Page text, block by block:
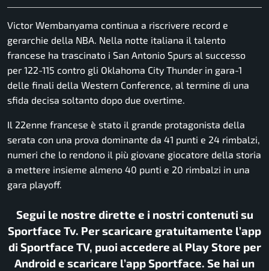
Victor Wembanyama continua a riscrivere record e
gerarchie della NBA. Nella notte italiana il talento
francese ha trascinato i San Antonio Spurs al successo
per 122-115 contro gli Oklahoma City Thunder in gara-1
delle finali della Western Conference, al termine di una
sfida decisa soltanto dopo due overtime.
Il 22enne francese è stato il grande protagonista della
serata con una prova dominante da 41 punti e 24 rimbalzi,
numeri che lo rendono il più giovane giocatore della storia
a mettere insieme almeno 40 punti e 20 rimbalzi in una
gara playoff.
Segui le nostre dirette e i nostri contenuti su
Sportface Tv. Per scaricare gratuitamente l’app
di Sportface TV, puoi accedere al Play Store per
Android e scaricare l’app Sportface. Se hai un